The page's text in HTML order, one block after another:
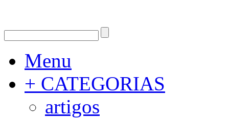
Menu
+ CATEGORIAS
artigos